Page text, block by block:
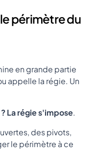
périmètre du
en grande partie
appelle la régie. Un
? La régie s'impose.
des pivots,
le périmètre à ce